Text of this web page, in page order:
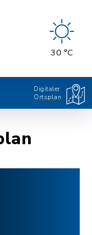
30 °C
Digitaler
Ortsplan